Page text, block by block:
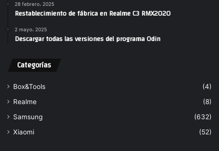
28 febrero، 2025
Restablecimiento de fábrica en Realme C3 RMX2020
2 mayo، 2025
Descargar todas las versiones del programa Odin
Categorías
Box&Tools
(4)
Realme
(8)
Samsung
(632)
Xiaomi
(52)